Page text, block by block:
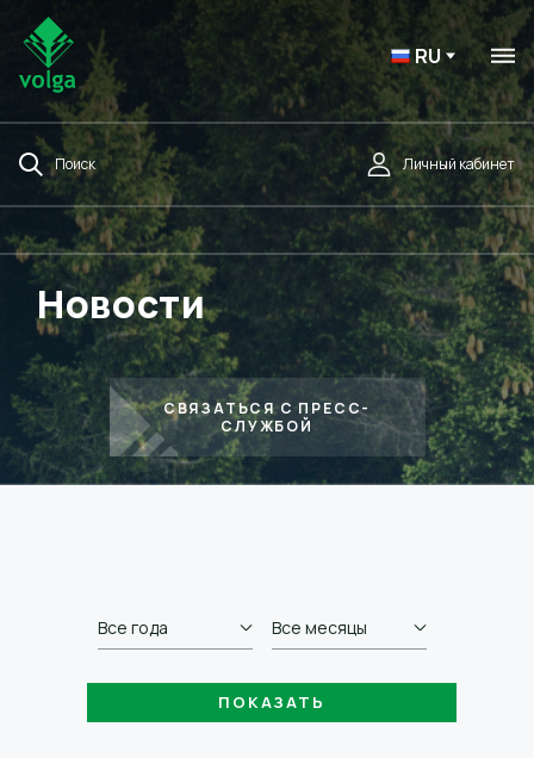
RU
Поиск Личный кабинет
Новости
СВЯЗАТЬСЯ С ПРЕСС-
СЛУЖБОЙ
Все года Все месяцы